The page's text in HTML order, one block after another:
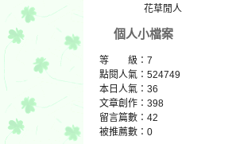
花草閒人
個人小檔案
等 級：7
點閱人氣：524749
本日人氣：36
文章創作：398
留言篇數：42
被推薦數： 0